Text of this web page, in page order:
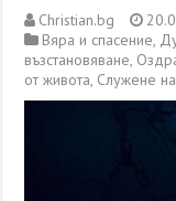
Christian.bg
Вяра и спасение,
възстановяване,
от живота, Служене